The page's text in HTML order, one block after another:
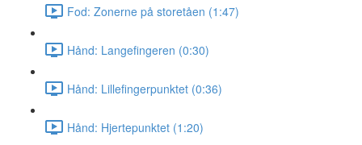
Fod: Zonerne på storetåen (1:47)
Hånd: Langefingeren (0:30)
Hånd: Lillefingerpunktet (0:36)
Hånd: Hjertepunktet (1:20)